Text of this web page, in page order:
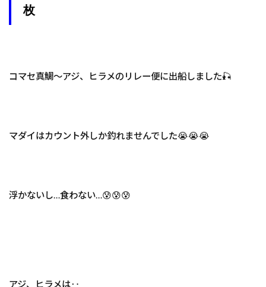
枚
コマセ真鯛～アジ、ヒラメのリレー便に出船しました🎣
マダイはカウント外しか釣れませんでした😭😭😭
浮かないし…食わない…😰😰😰
アジ、ヒラメは‥